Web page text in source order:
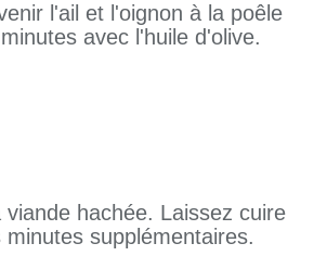
l'ail et l'oignon à la poêle
avec l'huile d'olive.
viande hachée. Laissez cuire
minutes supplémentaires.